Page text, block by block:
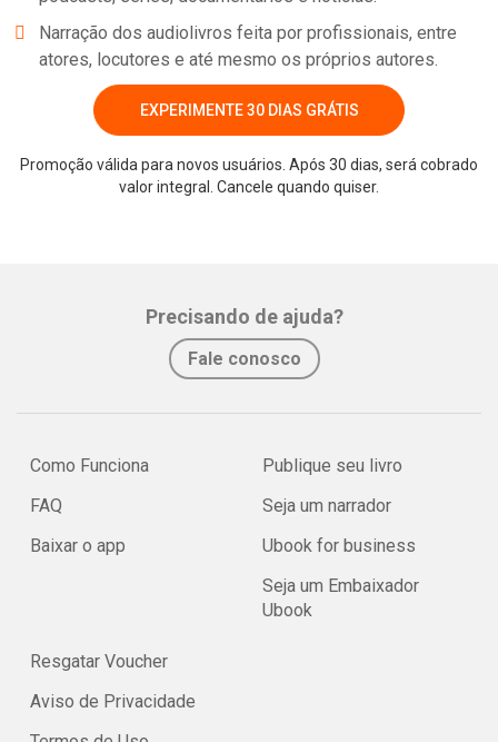
Narração dos audiolivros feita por profissionais, entre
atores, locutores e até mesmo os próprios autores.
EXPERIMENTE 30 DIAS GRÁTIS
Promoção válida para novos usuários. Após 30 dias, será cobrado
valor integral. Cancele quando quiser.
Precisando de ajuda?
Fale conosco
Como Funciona
FAQ
Baixar o app
Publique seu livro
Seja um narrador
Ubook for business
Seja um Embaixador
Ubook
Resgatar Voucher
Aviso de Privacidade